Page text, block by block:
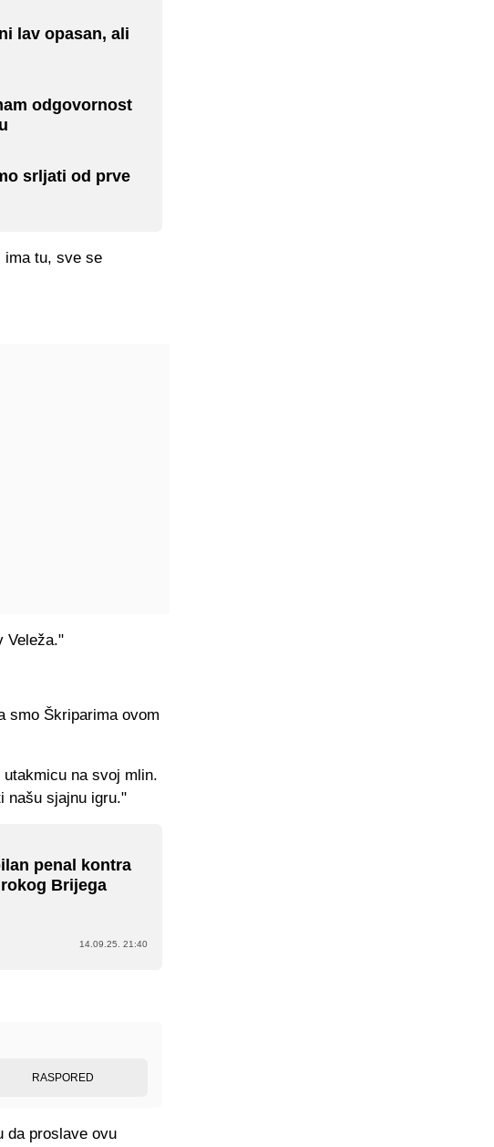
lav opasan, ali
odgovornost
srljati od prve
ima tu, sve se
Veleža."
smo Škriparima ovom
na svoj mlin.
našu sjajnu igru."
penal kontra
Brijega
14.09.25. 21:40
RASPORED
da proslave ovu